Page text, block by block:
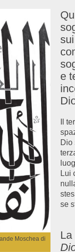
Moschea di
e
Il
Dio
Lui
se
La